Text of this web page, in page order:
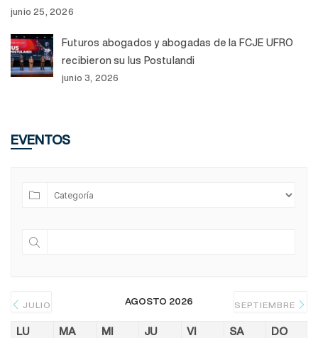
junio 25, 2026
Futuros abogados y abogadas de la FCJE UFRO
recibieron su Ius Postulandi
junio 3, 2026
EVENTOS
JULIO AGOSTO 2026 SEPTIEMBRE
LU MA MI JU VI SA DO